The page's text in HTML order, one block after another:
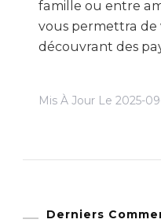
famille ou entre
vous permettra de
découvrant des
Mis À Jour Le 2025-
Derniers